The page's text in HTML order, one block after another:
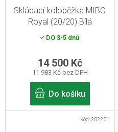
Skládací koloběžka MIBO
Royal (20/20) Bílá
DO 3-5 dnů
11 983 Kč bez DPH
14 500 Kč
Do košíku
Kód:202201